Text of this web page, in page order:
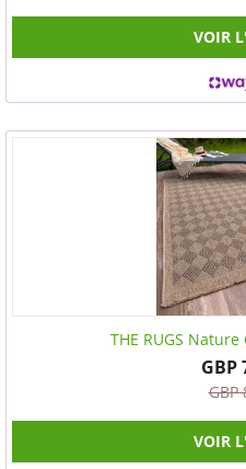
VOIR
THE RUGS
GBP
GBP
VOIR